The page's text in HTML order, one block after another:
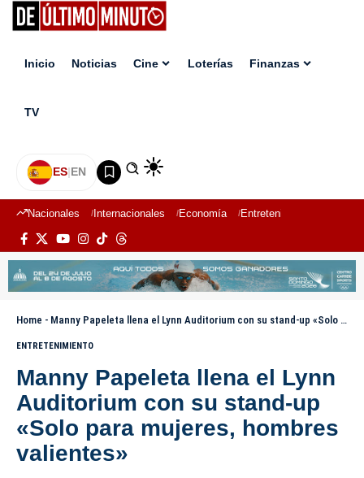
Inicio Noticias Cine Loterías Finanzas
TV
ES|EN
Nacionales Internacionales Economía Entretenimiento
Home - Manny Papeleta llena el Lynn Auditorium con su stand-up «Solo para mujeres, hombres valientes»
ENTRETENIMIENTO
Manny Papeleta llena el Lynn
Auditorium con su stand-up
«Solo para mujeres, hombres
valientes»